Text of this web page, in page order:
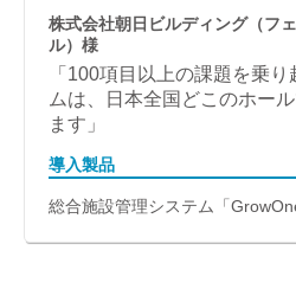
株式会社朝日ビルディング（フ
ル）様
「100項目以上の課題を乗
ムは、日本全国どこのホー
ます」
導入製品
総合施設管理システム「